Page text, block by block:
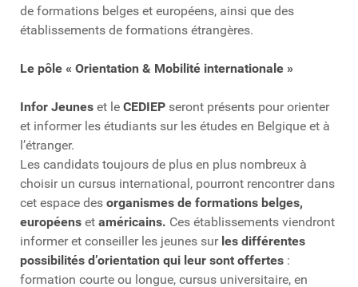
de formations belges et européens, ainsi que des
établissements de formations étrangères.
Le pôle « Orientation & Mobilité internationale »
Infor Jeunes et le CEDIEP seront présents pour orienter
et informer les étudiants sur les études en Belgique et à
l’étranger.
Les candidats toujours de plus en plus nombreux à
choisir un cursus international, pourront rencontrer dans
cet espace des organismes de formations belges,
européens et américains. Ces établissements viendront
informer et conseiller les jeunes sur les différentes
possibilités d’orientation qui leur sont offertes :
formation courte ou longue, cursus universitaire, en